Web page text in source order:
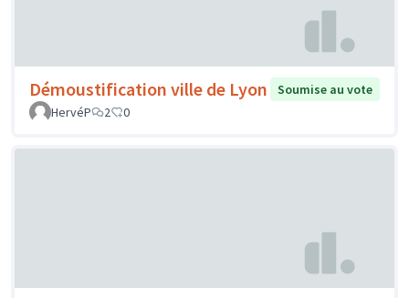
Démoustification ville de Lyon
Soumise au vote
HervéP
2 0